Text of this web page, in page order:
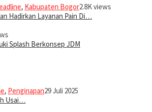
, Kabupaten Bogor2.8K views
Hadirkan Layanan Pain Di…
Splash Berkonsep JDM
, Penginapan29 Juli 2025
Usai…